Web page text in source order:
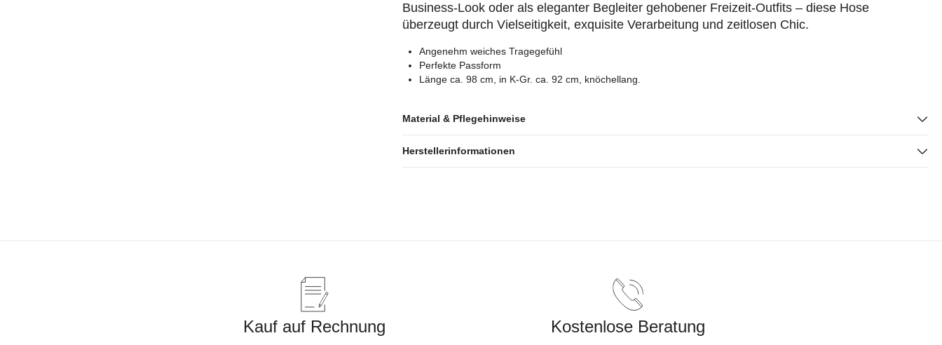
Business-Look oder als eleganter Begleiter gehobener Freizeit-Outfits – diese Hose
überzeugt durch Vielseitigkeit, exquisite Verarbeitung und zeitlosen Chic.
Angenehm weiches Tragegefühl
Perfekte Passform
Länge ca. 98 cm, in K-Gr. ca. 92 cm, knöchellang.
Material & Pflegehinweise
Herstellerinformationen
Kauf auf Rechnung Kostenlose Beratung